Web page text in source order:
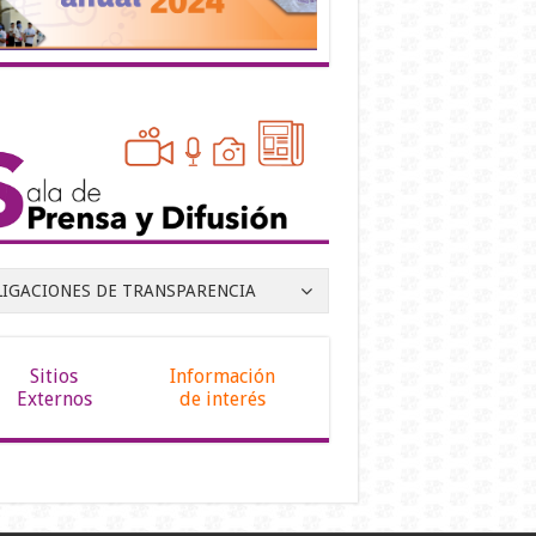
DE TRANSPARENCIA
Sitios
Externos
Información
de interés